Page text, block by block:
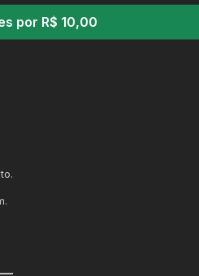
por R$ 10,00